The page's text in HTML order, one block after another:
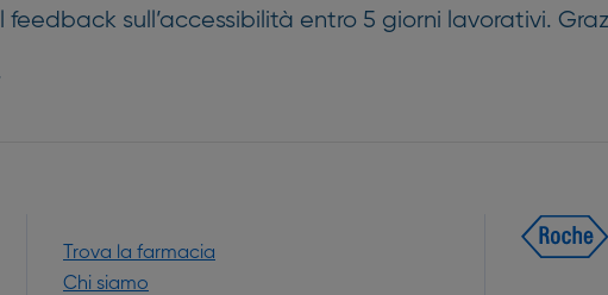
feedback sull’accessibilità entro 5 giorni lavorativi.
Trova la farmacia
Chi siamo